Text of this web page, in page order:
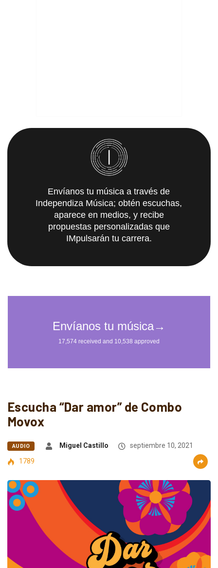
Envíanos tu música a través de
Independiza Música; obtén escuchas,
aparece en medios, y recibe
propuestas personalizadas que
IMpulsarán tu carrera.
Escucha “Dar amor” de Combo
Movox
AUDIO Miguel Castillo
septiembre 10, 2021
1789